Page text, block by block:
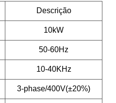
Descrição
10kW
50-60Hz
10-40KHz
3-phase/400V(±20%)